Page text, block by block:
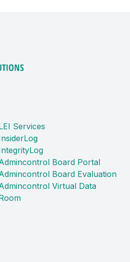
Services
Board Portal
Board Evaluation
Virtual Data